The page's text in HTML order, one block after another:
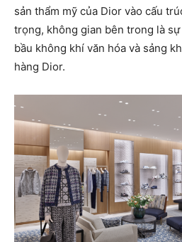
sản thẩm mỹ của Dior vào cấu
trọng, không gian bên trong là
bầu không khí văn hóa và sảng
hàng Dior.